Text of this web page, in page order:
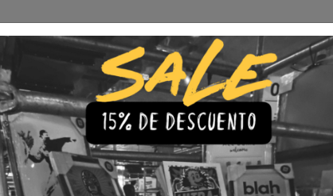
IluminaciónPrecios de cuadros & láminasPlazos de
|